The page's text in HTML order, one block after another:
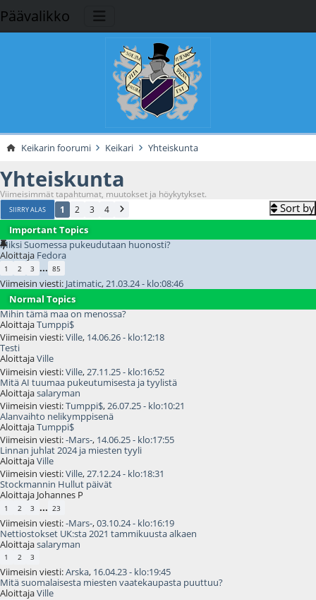
Päävalikko
Keikarin foorumi Keikari Yhteiskunta
Yhteiskunta
Viimeisimmät tapahtumat, muutokset ja höykytykset.
SIIRRY ALAS 1 2 3 4 Sort by
Important Topics
Miksi Suomessa pukeudutaan huonosti?
Aloittaja Fedora
1 2 3 ... 85
Viimeisin viesti: Jatimatic, 21.03.24 - klo:08:46
Normal Topics
Mihin tämä maa on menossa?
AloittajaTumppi$
Viimeisin viesti:Ville, 14.06.26 - klo:12:18
Testi
AloittajaVille
Viimeisin viesti:Ville, 27.11.25 - klo:16:52
Mitä AI tuumaa pukeutumisesta ja tyylistä
Aloittajasalaryman
Viimeisin viesti:Tumppi$,26.07.25 - klo:10:21
Alanvaihto nelikymppisenä
AloittajaTumppi$
Viimeisin viesti:-Mars-, 14.06.25 - klo:17:55
Linnan juhlat 2024 ja miesten tyyli
AloittajaVille
Viimeisin viesti:Ville,27.12.24 - klo:18:31
Stockmannin Hullut päivät
Aloittaja Johannes P
1 2 3 ... 23
Viimeisin viesti:-Mars-,03.10.24 - klo:16:19
Nettiostokset UK:sta 2021 tammikuusta alkaen
Aloittajasalaryman
1 2 3
Viimeisin viesti:Arska, 16.04.23 - klo:19:45
Mitä suomalaisesta miesten vaatekaupasta puuttuu?
AloittajaVille